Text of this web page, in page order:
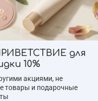
глаз с
для
10%
акциями, не
товары и подарочные